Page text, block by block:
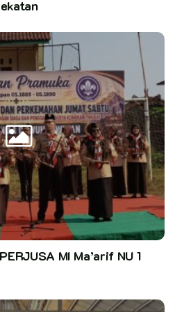
Karakter Pemimpin
SMK Tri Dharma Massila
MI Ma’arif NU 1